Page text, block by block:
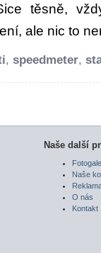
těsně,
ale nic to
, speedmeter,
Naše další
Naše
O nás
Kontakt